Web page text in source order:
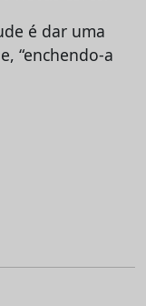
é dar uma
“enchendo-a